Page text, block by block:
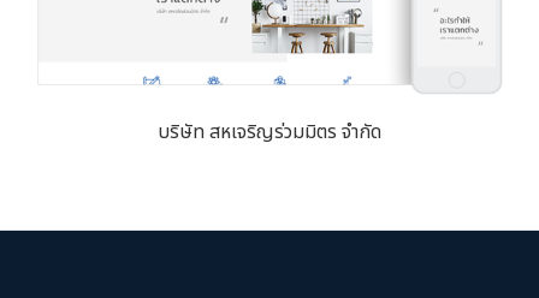
บริษัท สหเจริญร่วมมิตร จำกัด